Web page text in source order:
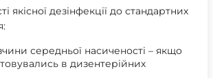
якісної дезінфекції до стандартних
середньої насиченості – якщо
в дизентерійних